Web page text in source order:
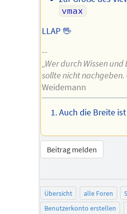
vmax
LLAP 🖖
--
„Wer durch Wissen
sollte nicht nachgeben.
Weidemann
Auch die Breite
Beitrag melden
Übersicht alle Foren
Benutzerkonto erstellen